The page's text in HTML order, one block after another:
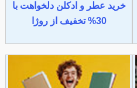
خرید عطر و ادکلن دلخواهت با
30% تخفیف از روژا